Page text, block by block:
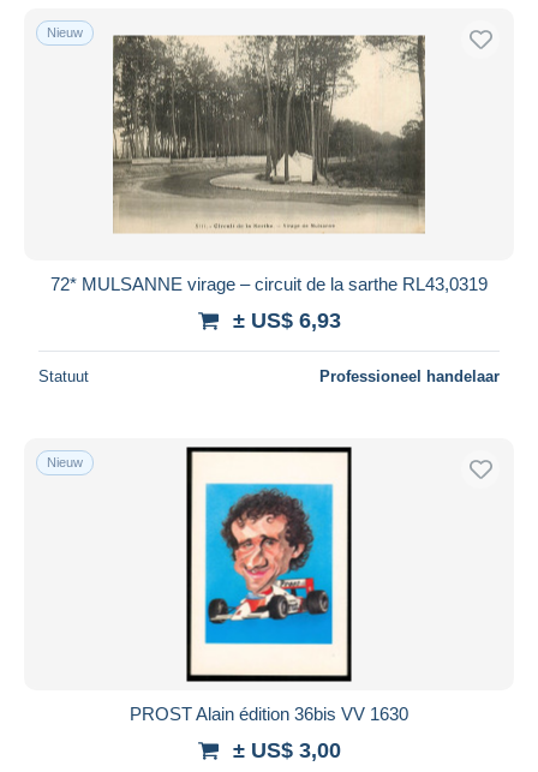
Nieuw
72* MULSANNE virage – circuit de la sarthe RL43,0319
± US$ 6,93
Statuut Professioneel handelaar
Nieuw
PROST Alain édition 36bis VV 1630
± US$ 3,00